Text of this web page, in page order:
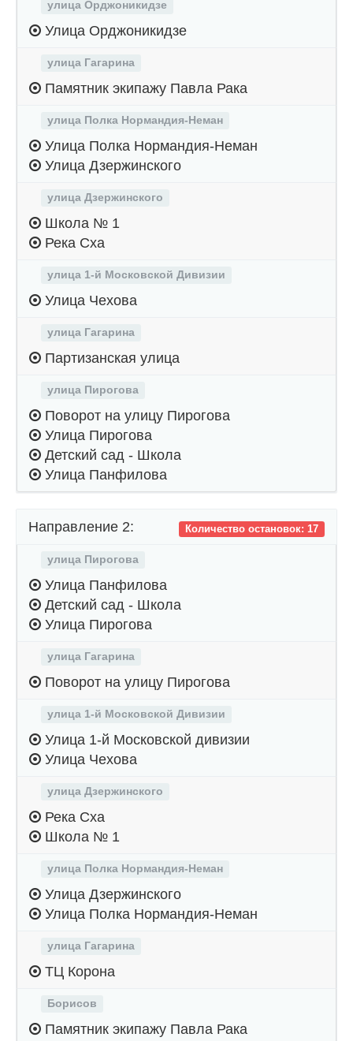
улица Орджоникидзе
Улица Орджоникидзе
улица Гагарина
Памятник экипажу Павла Рака
улица Полка Нормандия-Неман
Улица Полка Нормандия-Неман
Улица Дзержинского
улица Дзержинского
Школа № 1
Река Сха
улица 1-й Московской Дивизии
Улица Чехова
улица Гагарина
Партизанская улица
улица Пирогова
Поворот на улицу Пирогова
Улица Пирогова
Детский сад - Школа
Улица Панфилова
Количество остановок: 17
Направление 2:
улица Пирогова
Улица Панфилова
Детский сад - Школа
Улица Пирогова
улица Гагарина
Поворот на улицу Пирогова
улица 1-й Московской Дивизии
Улица 1-й Московской дивизии
Улица Чехова
улица Дзержинского
Река Сха
Школа № 1
улица Полка Нормандия-Неман
Улица Дзержинского
Улица Полка Нормандия-Неман
улица Гагарина
ТЦ Корона
Борисов
Памятник экипажу Павла Рака